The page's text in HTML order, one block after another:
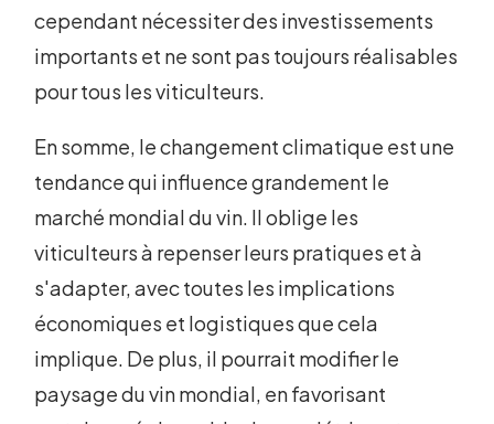
cependant nécessiter des investissements
importants et ne sont pas toujours réalisables
pour tous les viticulteurs.
En somme, le changement climatique est une
tendance qui influence grandement le
marché mondial du vin. Il oblige les
viticulteurs à repenser leurs pratiques et à
s'adapter, avec toutes les implications
économiques et logistiques que cela
implique. De plus, il pourrait modifier le
paysage du vin mondial, en favorisant